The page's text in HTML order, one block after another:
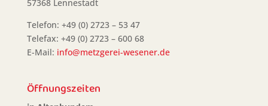
57368 Lennestadt
Telefon: +49 (0) 2723 – 53 47
Telefax: +49 (0) 2723 – 600 68
E-Mail: info@metzgerei-wesener.de
Öffnungszeiten